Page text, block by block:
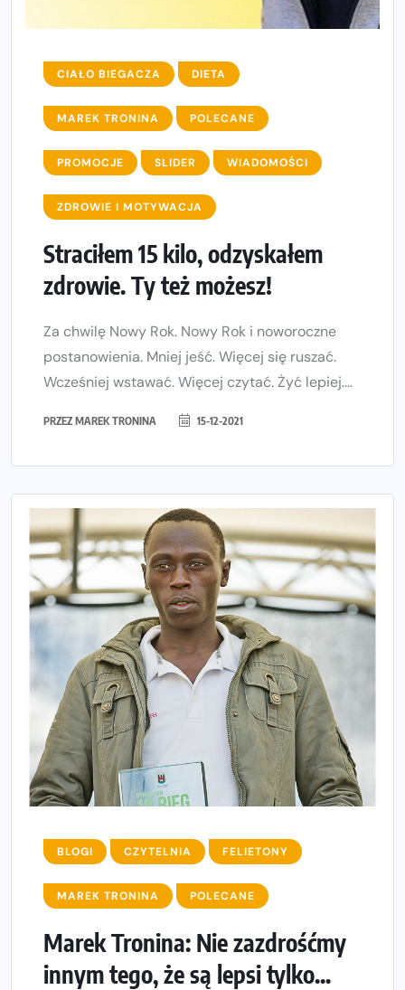
CIAŁO BIEGACZA DIETA
MAREK TRONINA POLECANE
PROMOCJE SLIDER WIADOMOŚCI
ZDROWIE I MOTYWACJA
Straciłem 15 kilo, odzyskałem
zdrowie. Ty też możesz!
Za chwilę Nowy Rok. Nowy Rok i noworoczne
postanowienia. Mniej jeść. Więcej się ruszać.
Wcześniej wstawać. Więcej czytać. Żyć lepiej....
PRZEZ MAREK TRONINA 15-12-2021
BLOGI CZYTELNIA FELIETONY
MAREK TRONINA POLECANE
Marek Tronina: Nie zazdrośćmy
innym tego, że są lepsi tylko...